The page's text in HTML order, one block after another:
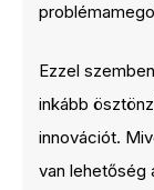
Ezzel
inkább
innovációt.
van lehetőség